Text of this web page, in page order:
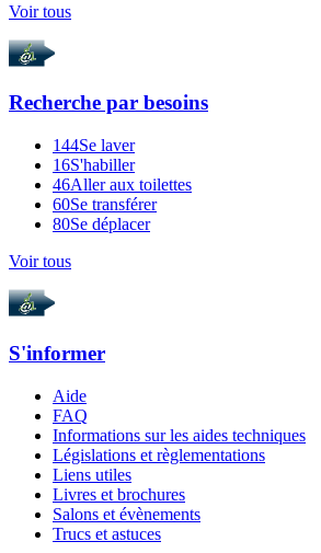
Voir tous
Recherche par besoins
144Se laver
16S'habiller
46Aller aux toilettes
60Se transférer
80Se déplacer
Voir tous
S'informer
Aide
FAQ
Informations sur les aides techniques
Législations et règlementations
Liens utiles
Livres et brochures
Salons et évènements
Trucs et astuces